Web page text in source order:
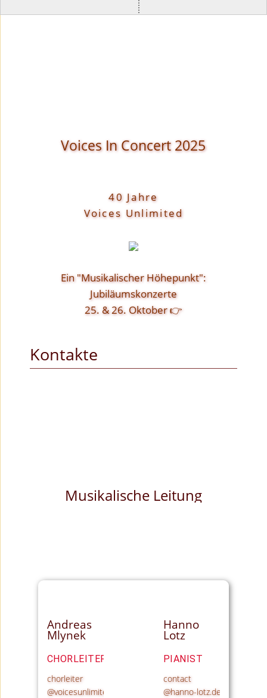
Voices In Concert 2025
40 Jahre
Voices Unlimited
Ein "Musikalischer Höhepunkt":
Jubiläumskonzerte
25. & 26. Oktober 👉
Kontakte
Musikalische Leitung
Andreas
Mlynek
CHORLEITER
chorleiter
@voicesunlimited.de
Hanno
Lotz
PIANIST
contact
@hanno-lotz.de